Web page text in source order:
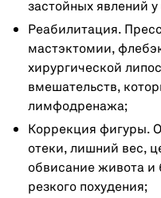
застойных явлений
Реабилитация.
мастэктомии,
хирургической
вмешательств,
лимфодренажа;
Коррекция фигуры.
отеки, лишний вес,
обвисание живота и
резкого похудения;